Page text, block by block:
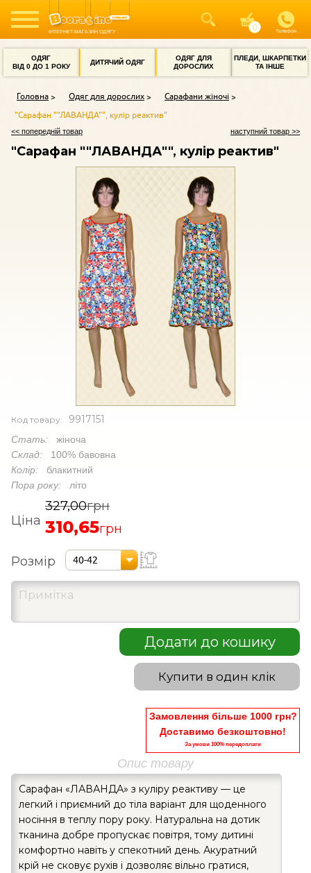
ІНТЕРНЕТ-МАГАЗИН ОДЯГУ Телефон
ОДЯГ
ВІД 0 ДО 1 РОКУ
ДИТЯЧИЙ ОДЯГ
ОДЯГ ДЛЯ
ДОРОСЛИХ
ПЛЕДИ, ШКАРПЕТКИ
ТА ІНШЕ
Головна Одяг для дорослих
Сарафани жіночі
"Сарафан ""ЛАВАНДА"", кулір реактив"
<< попередній товар наступний товар >>
"Сарафан ""ЛАВАНДА"", кулір реактив"
Код товару: 9917151
Стать: жіноча
Склад: 100% бавовна
Колір: блакитний
Пора року: літо
Ціна
327,00грн
310,65грн
Розмір 40-42
Додати до кошику
Купити в один клік
Замовлення більше 1000 грн?
Доставимо безкоштовно!
За умови 100% передоплати
Опис товару
Сарафан «ЛАВАНДА» з куліру реактиву — це
легкий і приємний до тіла варіант для щоденного
носіння в теплу пору року. Натуральна на дотик
тканина добре пропускає повітря, тому дитині
комфортно навіть у спекотний день. Акуратний
крій не сковує рухів і дозволяє вільно гратися,